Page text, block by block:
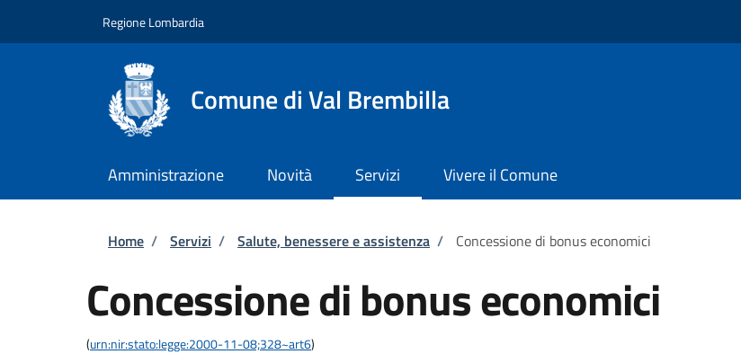
Regione Lombardia
Comune di Val Brembilla
Amministrazione Novità Servizi Vivere il Comune
Briciole di pane
Home / Servizi / Salute, benessere e assistenza / Concessione di bonus economici
Concessione di bonus economici
(urn:nir:stato:legge:2000-11-08;328~art6)